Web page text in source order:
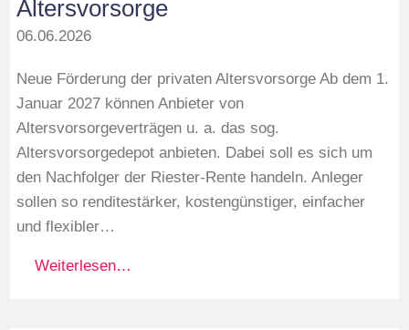
Altersvorsorge
06.06.2026
Neue Förderung der privaten Altersvorsorge Ab dem 1.
Januar 2027 können Anbieter von
Altersvorsorgeverträgen u. a. das sog.
Altersvorsorgedepot anbieten. Dabei soll es sich um
den Nachfolger der Riester-Rente handeln. Anleger
sollen so renditestärker, kostengünstiger, einfacher
und flexibler…
Weiterlesen…